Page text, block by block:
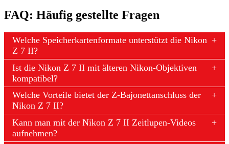
FAQ: Häufig gestellte Fragen
Welche Speicherkartenformate unterstützt die Nikon
Z 7 II?
Ist die Nikon Z 7 II mit älteren Nikon-Objektiven
kompatibel?
Welche Vorteile bietet der Z-Bajonettanschluss der
Nikon Z 7 II?
Kann man mit der Nikon Z 7 II Zeitlupen-Videos
aufnehmen?